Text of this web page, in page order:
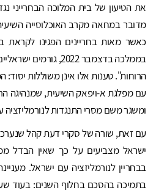
את הטיעון של בית המלוכה הבחרייני נגד
מדובר במחאה מקרב האוכלוסייה
כאשר מאות בחריינים הפגינו לקראת
בממלכה בדצמבר 2022, גורמים ישראליים
הרוחות". טענות אלו אינן משוללות יסוד:
עם מפלגת א-ויפאק השיעית, שמנהיגה
ומשגר משם מסרי התנגדות לנורמליזציה
עם זאת, שורה של סקרי דעת קהל שנערכו
ישראל מצביעים על כך שאין הבדל
בבחריין לנורמליזציה עם ישראל.